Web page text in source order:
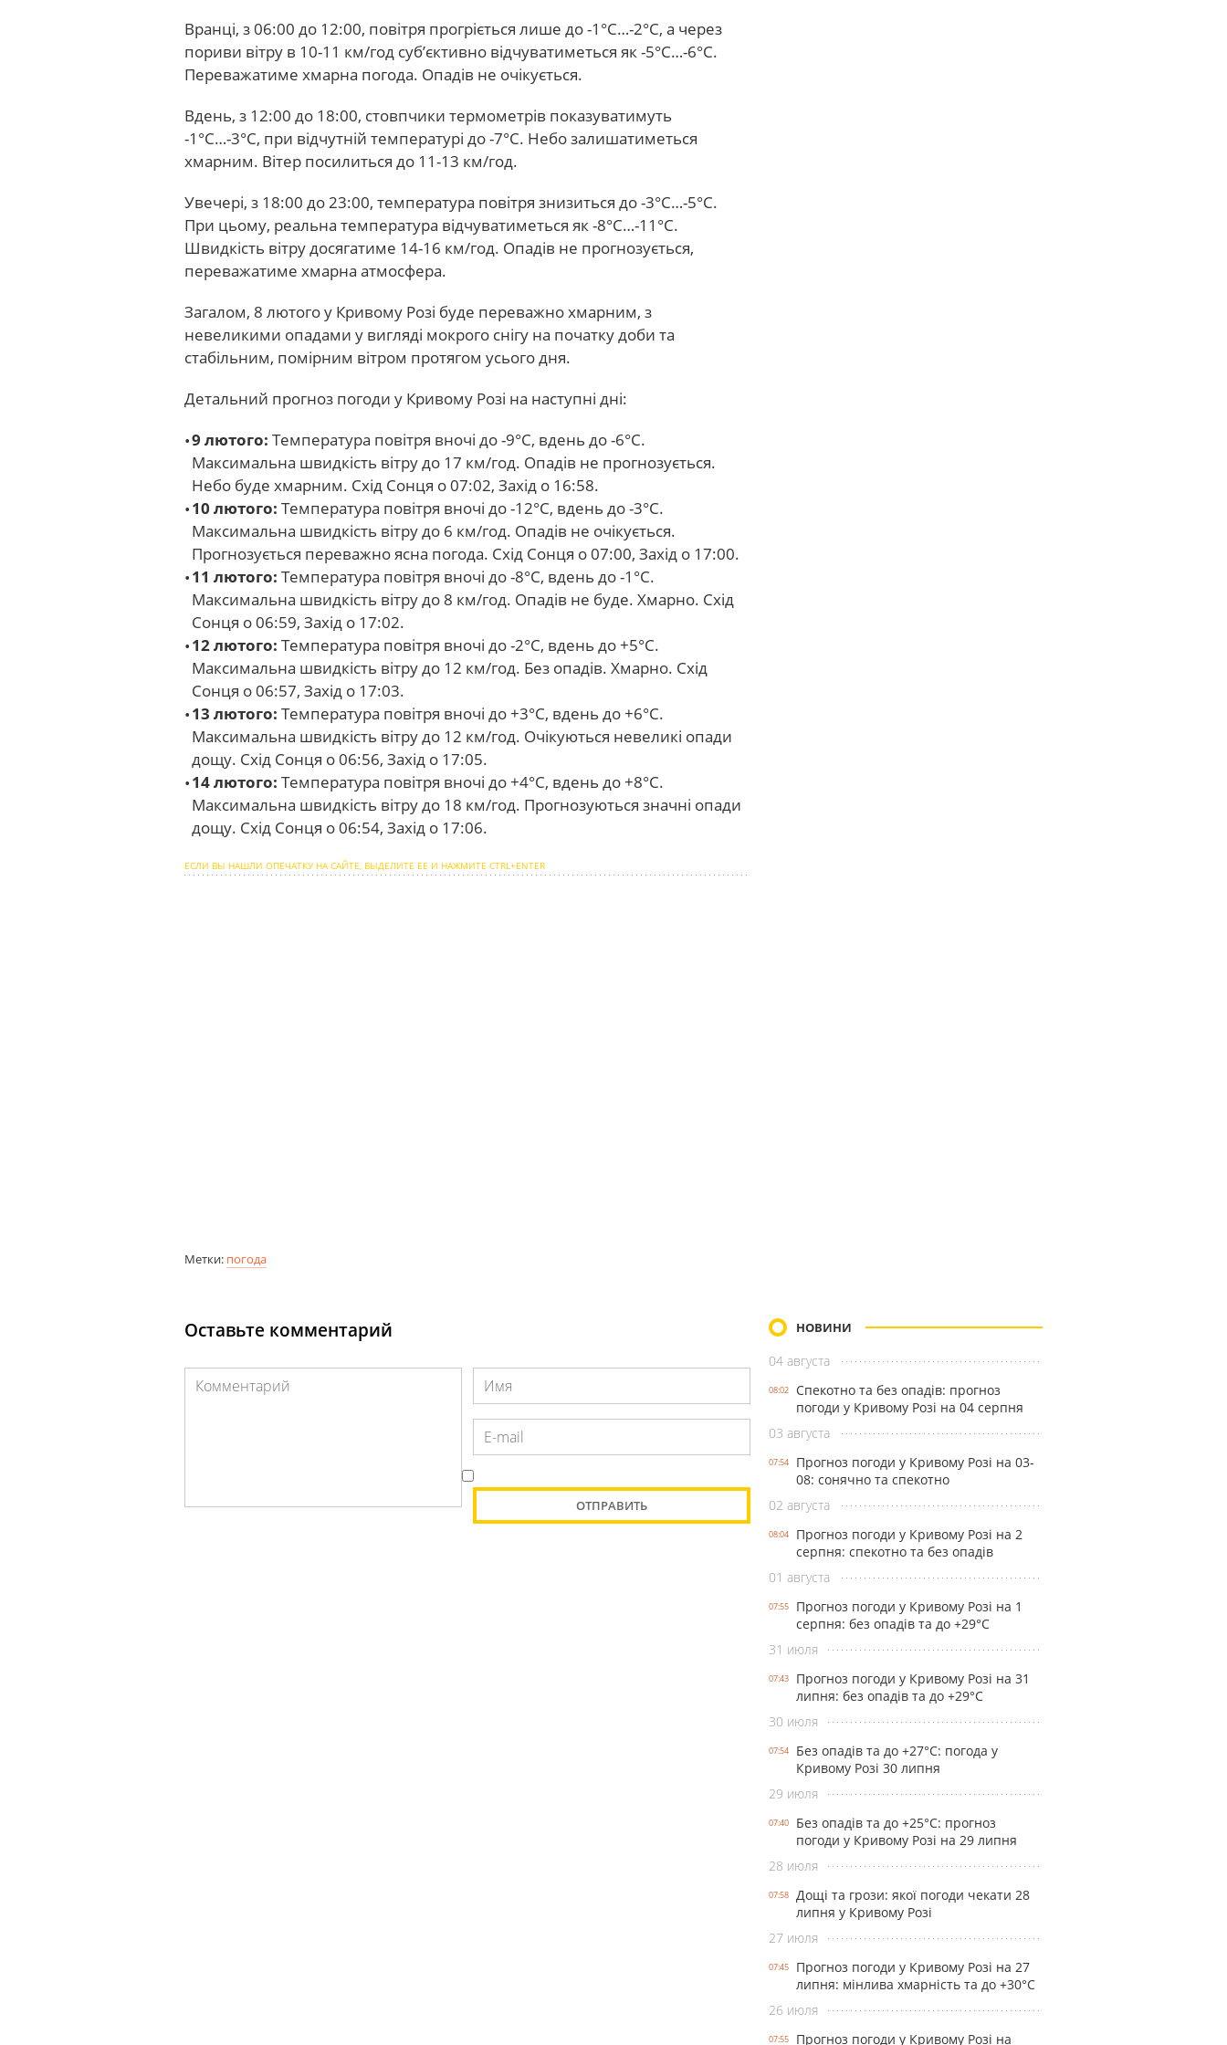
Вранці, з 06:00 до 12:00, повітря прогріється лише до -1°С…-2°С, а через
пориви вітру в 10-11 км/год суб’єктивно відчуватиметься як -5°С…-6°С.
Переважатиме хмарна погода. Опадів не очікується.
Вдень, з 12:00 до 18:00, стовпчики термометрів показуватимуть
-1°С…-3°С, при відчутній температурі до -7°С. Небо залишатиметься
хмарним. Вітер посилиться до 11-13 км/год.
Увечері, з 18:00 до 23:00, температура повітря знизиться до -3°С…-5°С.
При цьому, реальна температура відчуватиметься як -8°С…-11°С.
Швидкість вітру досягатиме 14-16 км/год. Опадів не прогнозується,
переважатиме хмарна атмосфера.
Загалом, 8 лютого у Кривому Розі буде переважно хмарним, з
невеликими опадами у вигляді мокрого снігу на початку доби та
стабільним, помірним вітром протягом усього дня.
Детальний прогноз погоди у Кривому Розі на наступні дні:
9 лютого: Температура повітря вночі до -9°С, вдень до -6°С.
Максимальна швидкість вітру до 17 км/год. Опадів не прогнозується.
Небо буде хмарним. Схід Сонця о 07:02, Захід о 16:58.
10 лютого: Температура повітря вночі до -12°С, вдень до -3°С.
Максимальна швидкість вітру до 6 км/год. Опадів не очікується.
Прогнозується переважно ясна погода. Схід Сонця о 07:00, Захід о 17:00.
11 лютого: Температура повітря вночі до -8°С, вдень до -1°С.
Максимальна швидкість вітру до 8 км/год. Опадів не буде. Хмарно. Схід
Сонця о 06:59, Захід о 17:02.
12 лютого: Температура повітря вночі до -2°С, вдень до +5°С.
Максимальна швидкість вітру до 12 км/год. Без опадів. Хмарно. Схід
Сонця о 06:57, Захід о 17:03.
13 лютого: Температура повітря вночі до +3°С, вдень до +6°С.
Максимальна швидкість вітру до 12 км/год. Очікуються невеликі опади
дощу. Схід Сонця о 06:56, Захід о 17:05.
14 лютого: Температура повітря вночі до +4°С, вдень до +8°С.
Максимальна швидкість вітру до 18 км/год. Прогнозуються значні опади
дощу. Схід Сонця о 06:54, Захід о 17:06.
ЕСЛИ ВЫ НАШЛИ ОПЕЧАТКУ НА САЙТЕ, ВЫДЕЛИТЕ ЕЕ И НАЖМИТЕ CTRL+ENTER
Метки: погода
Оставьте комментарий НОВИНИ
04 августа
08:02
Спекотно та без опадів: прогноз
погоди у Кривому Розі на 04 серпня
03 августа
07:54
Прогноз погоди у Кривому Розі на 03-
08: сонячно та спекотно
02 августа
08:04
Прогноз погоди у Кривому Розі на 2
серпня: спекотно та без опадів
01 августа
07:55
Прогноз погоди у Кривому Розі на 1
серпня: без опадів та до +29°С
31 июля
07:43
Прогноз погоди у Кривому Розі на 31
липня: без опадів та до +29°С
30 июля
07:54
Без опадів та до +27°С: погода у
Кривому Розі 30 липня
29 июля
07:40
Без опадів та до +25°С: прогноз
погоди у Кривому Розі на 29 липня
28 июля
07:58
Дощі та грози: якої погоди чекати 28
липня у Кривому Розі
27 июля
07:45
Прогноз погоди у Кривому Розі на 27
липня: мінлива хмарність та до +30°С
26 июля
07:55 Прогноз погоди у Кривому Розі на